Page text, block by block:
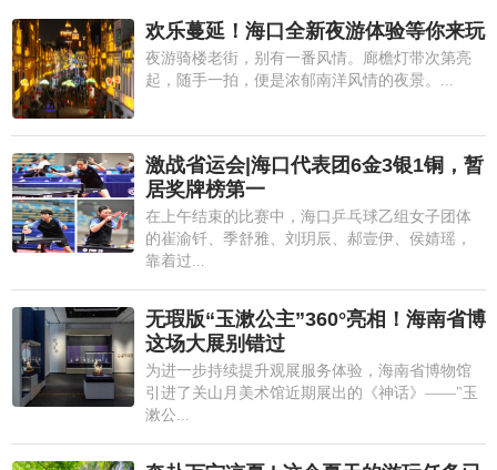
欢乐蔓延！海口全新夜游体验等你来玩
夜游骑楼老街，别有一番风情。廊檐灯带次第亮
起，随手一拍，便是浓郁南洋风情的夜景。...
激战省运会|海口代表团6金3银1铜，暂
居奖牌榜第一
在上午结束的比赛中，海口乒乓球乙组女子团体
的崔渝钎、季舒雅、刘玥辰、郝壹伊、侯婧瑶，
靠着过...
无瑕版“玉漱公主”360°亮相！海南省博
这场大展别错过
为进一步持续提升观展服务体验，海南省博物馆
引进了关山月美术馆近期展出的《神话》——"玉
漱公...